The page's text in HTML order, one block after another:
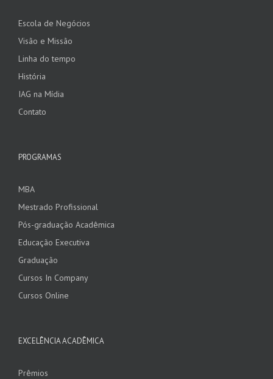
Escola de Negócios
Visão e Missão
Linha do tempo
História
IAG na Mídia
Contato
PROGRAMAS
MBA
Mestrado Profissional
Pós-graduação Acadêmica
Educação Executiva
Graduação
Cursos In Company
Cursos Online
EXCELÊNCIA ACADÊMICA
Prêmios